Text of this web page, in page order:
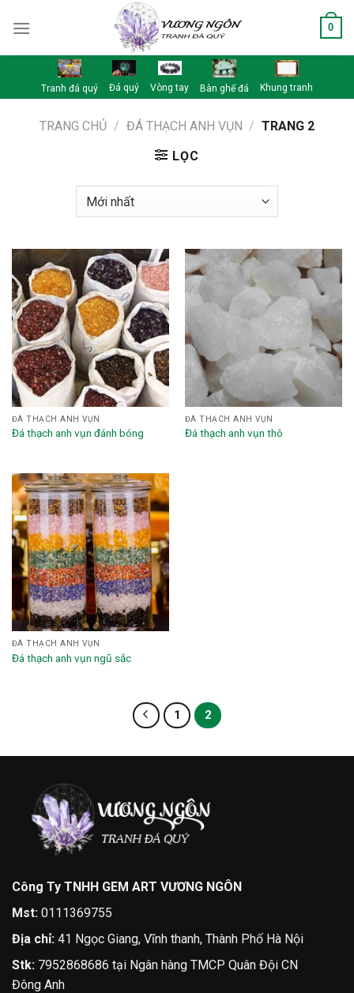
0
Tranh đá quý Đá quý Vòng tay Bàn ghế đá Khung tranh
TRANG CHỦ / ĐÁ THẠCH ANH VỤN / TRANG 2
LỌC
ĐÁ THẠCH ANH VỤN
Đá thạch anh vụn đánh bóng
ĐÁ THẠCH ANH VỤN
Đá thạch anh vụn thô
ĐÁ THẠCH ANH VỤN
Đá thạch anh vụn ngũ sắc
1 2
Công Ty TNHH GEM ART VƯƠNG NGÔN
Mst:0111369755
Địa chỉ:41 Ngọc Giang, Vĩnh thanh, Thành Phố Hà Nội
Stk:7952868686 tại Ngân hàng TMCP Quân Đội CN
Đông Anh